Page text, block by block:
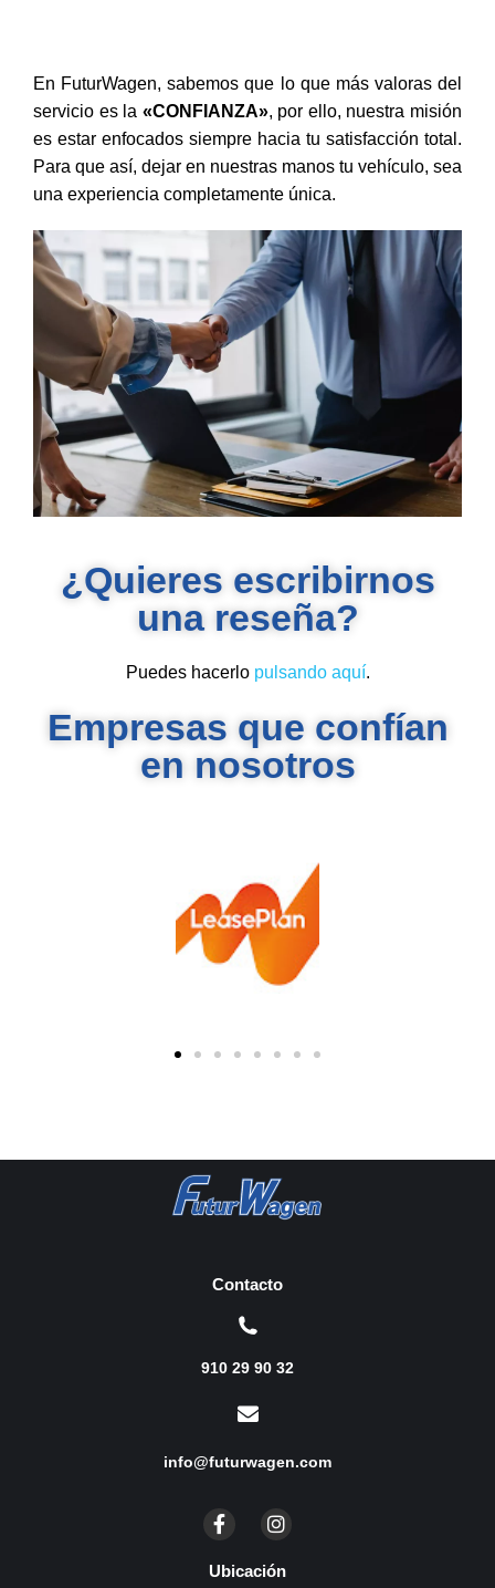
En FuturWagen, sabemos que lo que más valoras del
servicio es la «CONFIANZA», por ello, nuestra misión
es estar enfocados siempre hacia tu satisfacción total.
Para que así, dejar en nuestras manos tu vehículo, sea
una experiencia completamente única.
¿Quieres escribirnos
una reseña?
Puedes hacerlo pulsando aquí.
Empresas que confían
en nosotros
Contacto
910 29 90 32
info@futurwagen.com
Ubicación